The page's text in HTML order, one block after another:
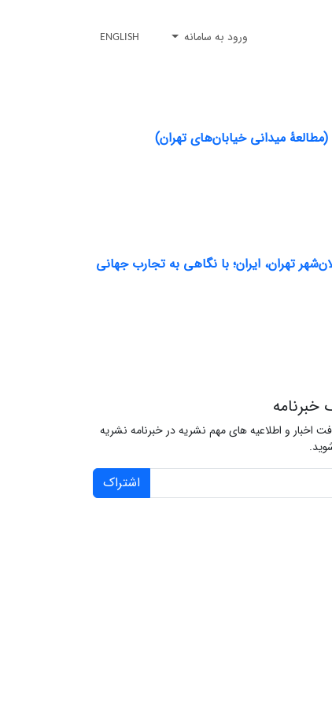
ورود به سامانه ENGLISH
میدانی خیابان‌های تهران)
تهران، ایران؛ با نگاهی به تجارب جهانی
خبرنامه
اخبار و اطلاعیه های مهم نشریه در خبرنامه نشریه
اشتراک